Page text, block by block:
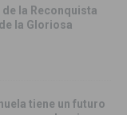
la Reconquista
la Gloriosa
tiene un futuro